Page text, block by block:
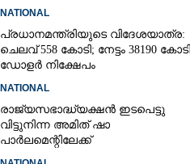
NATIONAL
പ്രധാനമന്ത്രിയുടെ വിദേശയാത്ര:
ചെലവ് 558 കോടി; നേട്ടം 38190 കോടി
ഡോളർ നിക്ഷേപം
NATIONAL
രാജ്യസഭാദ്ധ്യക്ഷൻ ഇടപെട്ടു
വിട്ടുനിന്ന അമിത് ഷാ
പാർലമെന്റിലേക്ക്
Share this link